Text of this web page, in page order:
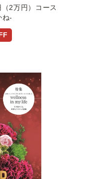
2万円）コース
ね-